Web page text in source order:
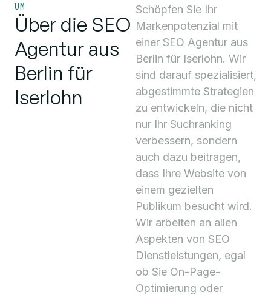
UM
Über die SEO
Agentur aus
Berlin für
Iserlohn
Schöpfen Sie Ihr
Markenpotenzial mit
einer SEO Agentur aus
Berlin für Iserlohn. Wir
sind darauf spezialisiert,
abgestimmte Strategien
zu entwickeln, die nicht
nur Ihr Suchranking
verbessern, sondern
auch dazu beitragen,
dass Ihre Website von
einem gezielten
Publikum besucht wird.
Wir arbeiten an allen
Aspekten von SEO
Dienstleistungen, egal
ob Sie On-Page-
Optimierung oder